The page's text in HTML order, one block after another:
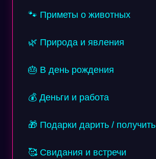
🐾 Приметы о животных
🌿 Природа и явления
🎂 В день рождения
💰 Деньги и работа
🎁 Подарки дарить / получить
🥰 Свидания и встречи